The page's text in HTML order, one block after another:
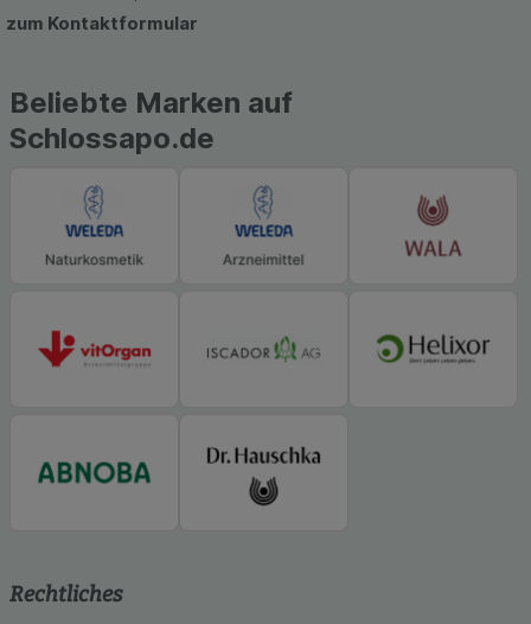
hierfür teilweise an Dritte wie z.B. Google oder
soziale Medien übertragen werden.
zum Kontaktformular
Beliebte Marken auf
Schlossapo.de
Rechtliches